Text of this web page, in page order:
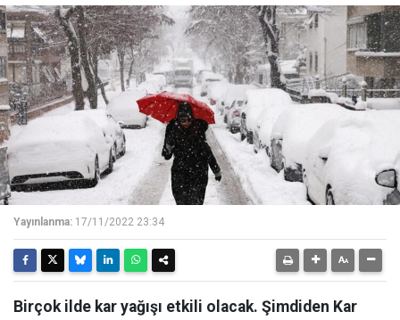
Yayınlanma: 17/11/2022 23:34
Birçok ilde kar yağışı etkili olacak. Şimdiden Kar